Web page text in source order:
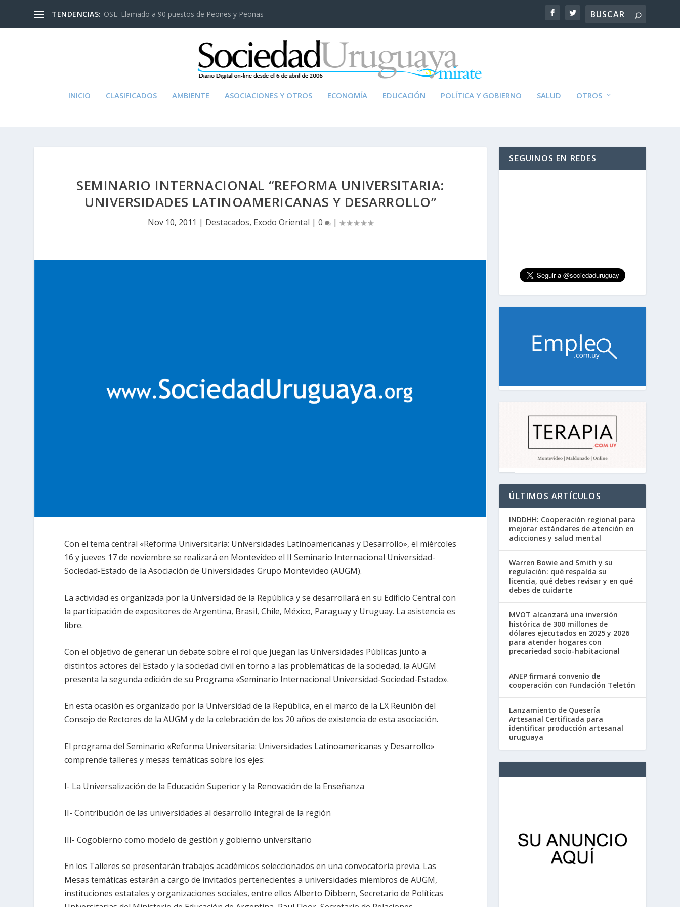
TENDENCIAS: OSE: Llamado a 90 puestos de Peones y Peonas
INICIO CLASIFICADOS AMBIENTE ASOCIACIONES Y OTROS ECONOMÍA EDUCACIÓN POLÍTICA Y GOBIERNO SALUD OTROS
SEMINARIO INTERNACIONAL “REFORMA UNIVERSITARIA:
UNIVERSIDADES LATINOAMERICANAS Y DESARROLLO”
Nov 10, 2011 | Destacados, Exodo Oriental |0 |
Con el tema central «Reforma Universitaria: Universidades Latinoamericanas y Desarrollo», el miércoles
16 y jueves 17 de noviembre se realizará en Montevideo el II Seminario Internacional Universidad-
Sociedad-Estado de la Asociación de Universidades Grupo Montevideo (AUGM).
La actividad es organizada por la Universidad de la República y se desarrollará en su Edificio Central con
la participación de expositores de Argentina, Brasil, Chile, México, Paraguay y Uruguay. La asistencia es
libre.
Con el objetivo de generar un debate sobre el rol que juegan las Universidades Públicas junto a
distintos actores del Estado y la sociedad civil en torno a las problemáticas de la sociedad, la AUGM
presenta la segunda edición de su Programa «Seminario Internacional Universidad-Sociedad-Estado».
En esta ocasión es organizado por la Universidad de la República, en el marco de la LX Reunión del
Consejo de Rectores de la AUGM y de la celebración de los 20 años de existencia de esta asociación.
El programa del Seminario «Reforma Universitaria: Universidades Latinoamericanas y Desarrollo»
comprende talleres y mesas temáticas sobre los ejes:
I- La Universalización de la Educación Superior y la Renovación de la Enseñanza
II- Contribución de las universidades al desarrollo integral de la región
III- Cogobierno como modelo de gestión y gobierno universitario
En los Talleres se presentarán trabajos académicos seleccionados en una convocatoria previa. Las
Mesas temáticas estarán a cargo de invitados pertenecientes a universidades miembros de AUGM,
instituciones estatales y organizaciones sociales, entre ellos Alberto Dibbern, Secretario de Políticas
SEGUINOS EN REDES
ÚLTIMOS ARTÍCULOS
INDDHH: Cooperación regional para
mejorar estándares de atención en
adicciones y salud mental
Warren Bowie and Smith y su
regulación: qué respalda su
licencia, qué debes revisar y en qué
debes de cuidarte
MVOT alcanzará una inversión
histórica de 300 millones de
dólares ejecutados en 2025 y 2026
para atender hogares con
precariedad socio-habitacional
ANEP firmará convenio de
cooperación con Fundación Teletón
Lanzamiento de Quesería
Artesanal Certificada para
identificar producción artesanal
uruguaya